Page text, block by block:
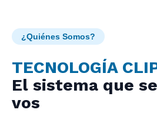
¿Quiénes Somos?
TECNOLOGÍA
El sistema que
vos